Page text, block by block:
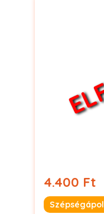
4.400 Ft